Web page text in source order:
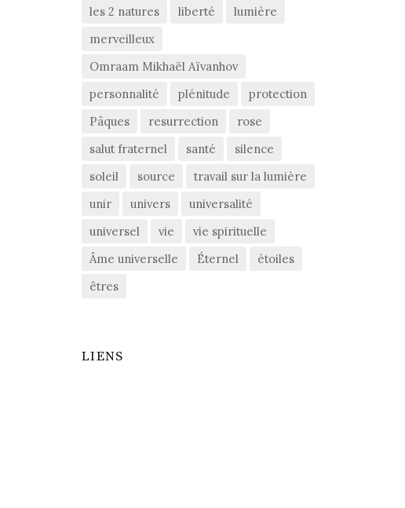
les 2 natures
liberté
lumière
merveilleux
Omraam Mikhaël Aïvanhov
personnalité
plénitude
protection
Pâques
resurrection
rose
salut fraternel
santé
silence
soleil
source
travail sur la lumière
unir
univers
universalité
universel
vie
vie spirituelle
Âme universelle
Éternel
étoiles
êtres
LIENS